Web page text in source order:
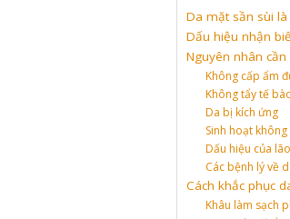
Da mặt sần sùi
Dấu hiệu nhận
Nguyên nhân
Không cấp ẩm
Không tẩy tế
Da bị kích ứng
Sinh hoạt
Dấu hiệu của
Các bệnh lý về
Cách khắc phục
Khâu làm sạch